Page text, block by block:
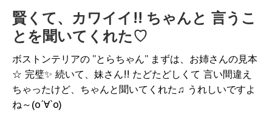
賢くて、カワイイ!! ちゃんと 言うこ
とを聞いてくれた♡
ボストンテリアの ”とらちゃん” まずは、お姉さんの見本
☆ 完璧✨ 続いて、妹さん!! たどたどしくて 言い間違え
ちゃったけど、ちゃんと聞いてくれた♫ うれしいですよ
ね～(о´∀`о)